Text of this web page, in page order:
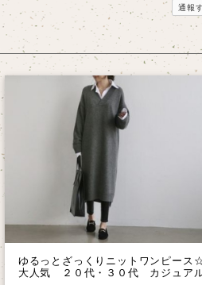
通報
ゆるっとざっくりニットワンピース
大人気 ２０代・３０代 カジュア